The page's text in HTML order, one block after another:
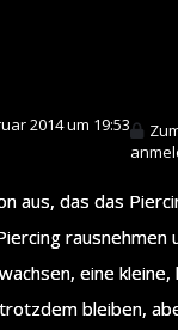
2014 um 19:53
aus, das das
rausnehmen
eine kleine,
bleiben,